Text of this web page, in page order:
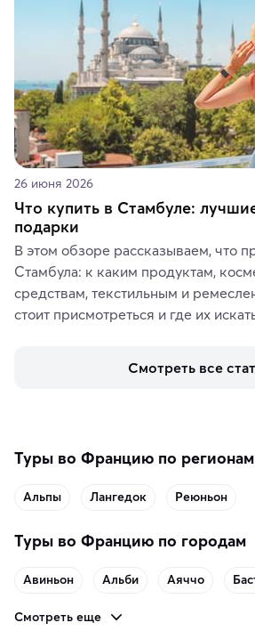
26 июня 2026
Что купить в Стамбуле:
подарки
В этом обзоре рассказываем, что
Стамбула: к каким продуктам,
средствам, текстильным и
стоит присмотреться и где их
аутентичных лавках — в подарок
Смотреть все
Туры во Францию по регионам
Альпы Лангедок Реюньон
Туры во Францию по городам
Авиньон Альби Аяччо
Смотреть еще